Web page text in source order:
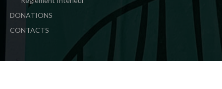
DONATIONS
CONTACTS